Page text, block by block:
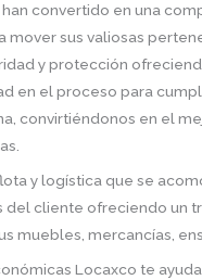
convertido en una
mover sus valiosas
y protección
en el proceso para
convirtiéndonos en el
y logística que se
del cliente ofreciendo un
muebles, mercancías,
Locaxco te